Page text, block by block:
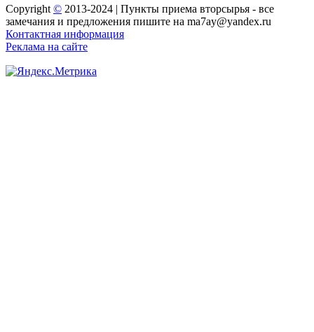
Copyright © 2013-2024 | Пункты приема вторсырья - все
замечания и предложения пишите на ma7ay@yandex.ru
Контактная информация
Реклама на сайте